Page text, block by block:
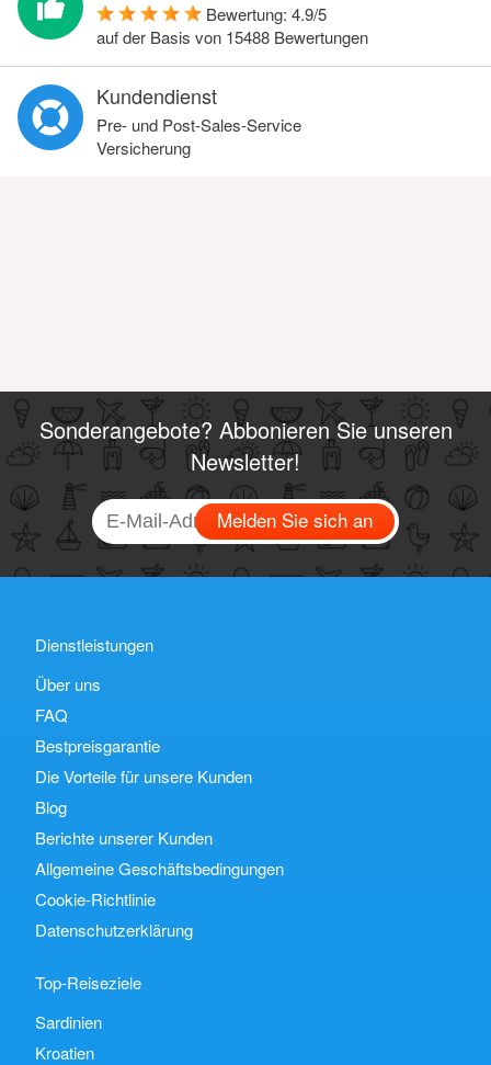
Bewertung: 4.9/5
auf der Basis von 15488 Bewertungen
Kundendienst
Pre- und Post-Sales-Service
Versicherung
Sonderangebote? Abbonieren Sie unseren
Newsletter!
Melden Sie sich an
Dienstleistungen
Über uns
FAQ
Bestpreisgarantie
Die Vorteile für unsere Kunden
Blog
Berichte unserer Kunden
Allgemeine Geschäftsbedingungen
Cookie-Richtlinie
Datenschutzerklärung
Top-Reiseziele
Sardinien
Kroatien